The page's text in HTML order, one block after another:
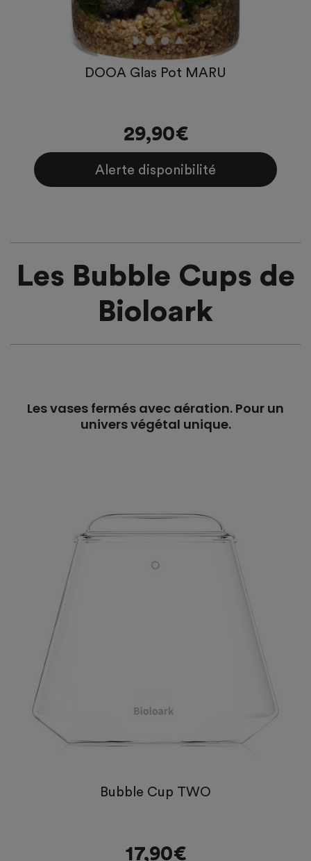
DOOA Glas Pot MARU
29,90€
Alerte disponibilité
Les Bubble Cups de
Bioloark
Les vases fermés avec aération. Pour un
univers végétal unique.
Bubble Cup TWO
17,90€